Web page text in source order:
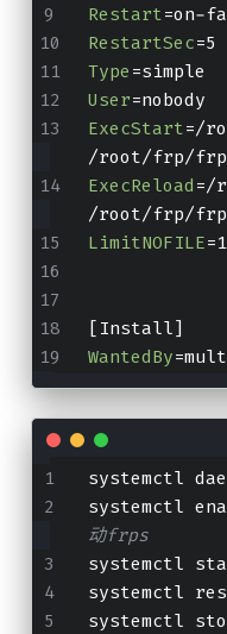
Restart=on-
RestartSec=5
Type =simple
User=nobody
ExecStart=/
/root/frp/
ExecReload =/
/root/frp/
LimitNOFILE
[Install]
WantedBy
systemctl
systemctl
动frps
systemctl
systemctl
systemctl